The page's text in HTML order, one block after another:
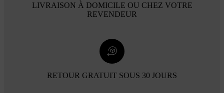
LIVRAISON À DOMICILE OU CHEZ VOTRE
REVENDEUR
RETOUR GRATUIT SOUS 30 JOURS